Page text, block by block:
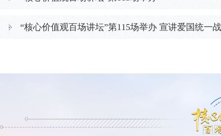
“核心价值观百场讲坛”第115场举办 宣讲爱国统一